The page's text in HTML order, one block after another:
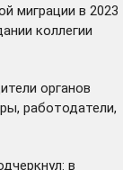
миграции в 2023
коллегии
органов
работодатели,
в